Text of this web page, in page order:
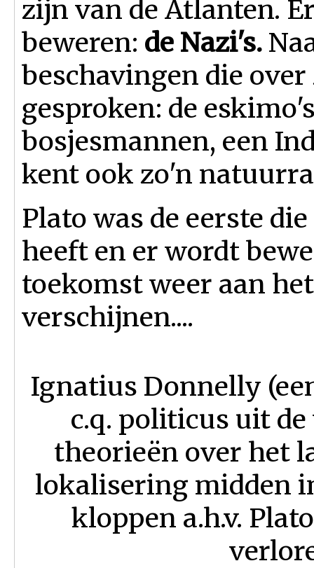
zijn van de Atlanten.
beweren: de Nazi's.
beschavingen die
gesproken: de
bosjesmannen, een
kent ook zo'n
Plato was de eerste
heeft en er wordt
toekomst weer aan
verschijnen....
Ignatius Donnelly
c.q. politicus uit
theorieën over het
lokalisering midden
kloppen a.h.v.